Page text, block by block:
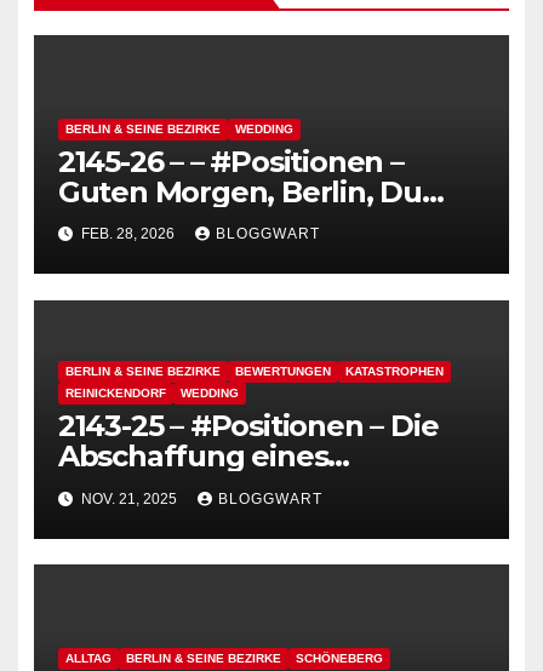
BERLIN & SEINE BEZIRKE WEDDING
2145-26 – – #Positionen –
Guten Morgen, Berlin, Du
kannst so hässlich sein,
schmutzig und grau – Die
Hitlerei
FEB. 28, 2026 BLOGGWART
BERLIN & SEINE BEZIRKE BEWERTUNGEN
KATASTROPHEN
REINICKENDORF
WEDDING
2143-25 – #Positionen – Die
Abschaffung eines
funktionierenden
Deutschlands, heute: Das
Bauaktenarchiv
NOV. 21, 2025 BLOGGWART
ALLTAG BERLIN & SEINE BEZIRKE SCHÖNEBERG